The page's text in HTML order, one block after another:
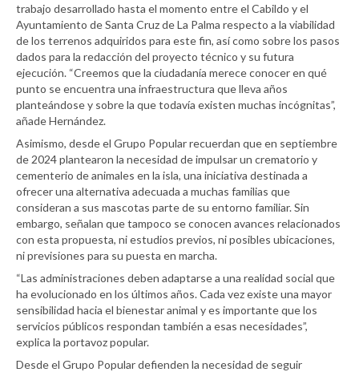
trabajo desarrollado hasta el momento entre el Cabildo y el
Ayuntamiento de Santa Cruz de La Palma respecto a la viabilidad
de los terrenos adquiridos para este fin, así como sobre los pasos
dados para la redacción del proyecto técnico y su futura
ejecución. “Creemos que la ciudadanía merece conocer en qué
punto se encuentra una infraestructura que lleva años
planteándose y sobre la que todavía existen muchas incógnitas”,
añade Hernández.
Asimismo, desde el Grupo Popular recuerdan que en septiembre
de 2024 plantearon la necesidad de impulsar un crematorio y
cementerio de animales en la isla, una iniciativa destinada a
ofrecer una alternativa adecuada a muchas familias que
consideran a sus mascotas parte de su entorno familiar. Sin
embargo, señalan que tampoco se conocen avances relacionados
con esta propuesta, ni estudios previos, ni posibles ubicaciones,
ni previsiones para su puesta en marcha.
“Las administraciones deben adaptarse a una realidad social que
ha evolucionado en los últimos años. Cada vez existe una mayor
sensibilidad hacia el bienestar animal y es importante que los
servicios públicos respondan también a esas necesidades”,
explica la portavoz popular.
Desde el Grupo Popular defienden la necesidad de seguir